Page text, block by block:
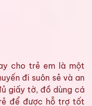
cho trẻ em là một
đi suôn sẻ và an
giấy tờ, đồ dùng cá
để được hỗ trợ tốt